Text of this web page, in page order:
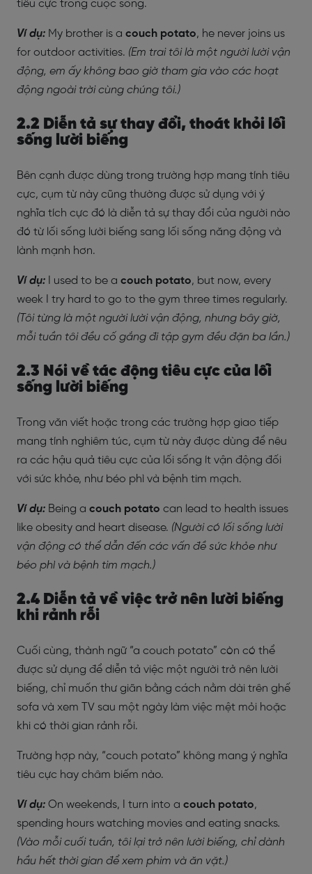
tiêu cực trong cuộc sống.
Ví dụ: My brother is a couch potato, he never joins us
for outdoor activities. (Em trai tôi là một người lười vận
động, em ấy không bao giờ tham gia vào các hoạt
động ngoài trời cùng chúng tôi.)
2.2 Diễn tả sự thay đổi, thoát khỏi lối
sống lười biếng
Bên cạnh được dùng trong trường hợp mang tính tiêu
cực, cụm từ này cũng thường được sử dụng với ý
nghĩa tích cực đó là diễn tả sự thay đổi của người nào
đó từ lối sống lười biếng sang lối sống năng động và
lành mạnh hơn.
Ví dụ: I used to be a couch potato, but now, every
week I try hard to go to the gym three times regularly.
(Tôi từng là một người lười vận động, nhưng bây giờ,
mỗi tuần tôi đều cố gắng đi tập gym đều đặn ba lần.)
2.3 Nói về tác động tiêu cực của lối
sống lười biếng
Trong văn viết hoặc trong các trường hợp giao tiếp
mang tính nghiêm túc, cụm từ này được dùng để nêu
ra các hậu quả tiêu cực của lối sống ít vận động đối
với sức khỏe, như béo phì và bệnh tim mạch.
Ví dụ: Being a couch potato can lead to health issues
like obesity and heart disease. (Người có lối sống lười
vận động có thể dẫn đến các vấn đề sức khỏe như
béo phì và bệnh tim mạch.)
2.4 Diễn tả về việc trở nên lười biếng
khi rảnh rỗi
Cuối cùng, thành ngữ “a couch potato” còn có thể
được sử dụng để diễn tả việc một người trở nên lười
biếng, chỉ muốn thư giãn bằng cách nằm dài trên ghế
sofa và xem TV sau một ngày làm việc mệt mỏi hoặc
khi có thời gian rảnh rỗi.
Trường hợp này, “couch potato” không mang ý nghĩa
tiêu cực hay châm biếm nào.
Ví dụ: On weekends, I turn into a couch potato,
spending hours watching movies and eating snacks.
(Vào mỗi cuối tuần, tôi lại trở nên lười biếng, chỉ dành
hầu hết thời gian để xem phim và ăn vặt.)